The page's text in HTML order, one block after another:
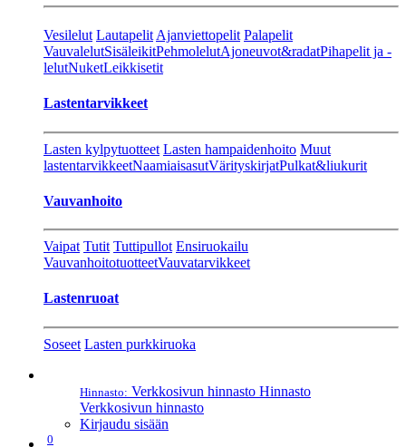
Vesilelut Lautapelit Ajanviettopelit Palapelit
VauvalelutSisäleikitPehmolelutAjoneuvot&radatPihapelit ja -
lelutNuketLeikkisetit
Lastentarvikkeet
Lasten kylpytuotteet Lasten hampaidenhoito Muut
lastentarvikkeetNaamiaisasutVärityskirjatPulkat&liukurit
Vauvanhoito
Vaipat Tutit Tuttipullot Ensiruokailu
VauvanhoitotuotteetVauvatarvikkeet
Lastenruoat
Soseet Lasten purkkiruoka
Hinnasto: Verkkosivun hinnasto Hinnasto
Verkkosivun hinnasto
Kirjaudu sisään
0